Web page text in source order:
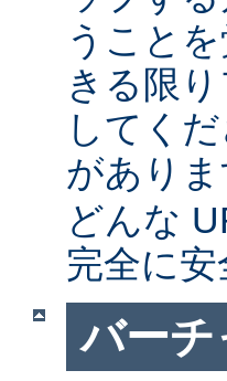
うこと
きる限
してく
がありま
どんな
完全に安
バーチ